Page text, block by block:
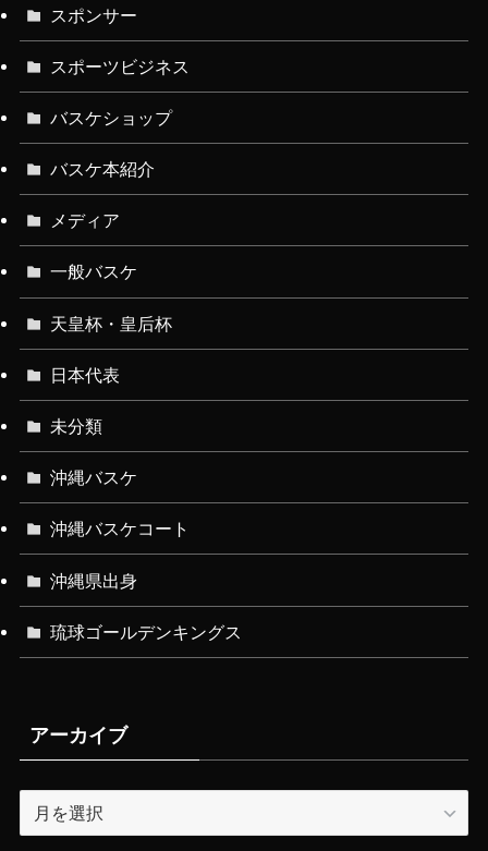
スポンサー
スポーツビジネス
バスケショップ
バスケ本紹介
メディア
一般バスケ
天皇杯・皇后杯
日本代表
未分類
沖縄バスケ
沖縄バスケコート
沖縄県出身
琉球ゴールデンキングス
アーカイブ
ー